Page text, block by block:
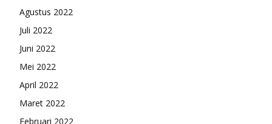
Agustus 2022
Juli 2022
Juni 2022
Mei 2022
April 2022
Maret 2022
Februari 2022